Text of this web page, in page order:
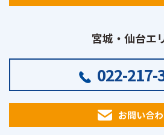
宮城・仙台エ
022-217-
お問い合